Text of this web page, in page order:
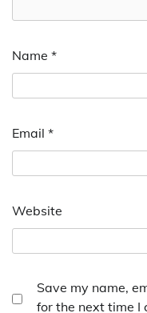
Name *
Email *
Website
Save my name,
for the next time I